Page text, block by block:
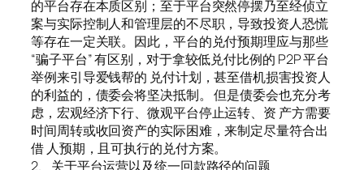
的平台存在本质区别；至于平台突然停摆乃至经侦立
案与实际控制人和管理层的不尽职，导致投资人恐慌
等存在一定关联。因此，平台的兑付预期理应与那些
“骗子平台” 有区别，对于拿较低兑付比例的 P2P 平台
举例来引导爱钱帮的 兑付计划，甚至借机损害投资人
的利益的，债委会将坚决抵制。 但是债委会也充分考
虑，宏观经济下行、微观平台停止运转、资 产方需要
时间周转或收回资产的实际困难，来制定尽量符合出
借 人预期，且可执行的兑付方案。
2、关于平台运营以及统一回款路径的问题